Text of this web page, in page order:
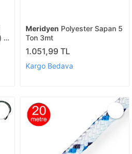
Meridyen Polyester Sapan 5
Ton 3mt
1.051,99 TL
Kargo Bedava